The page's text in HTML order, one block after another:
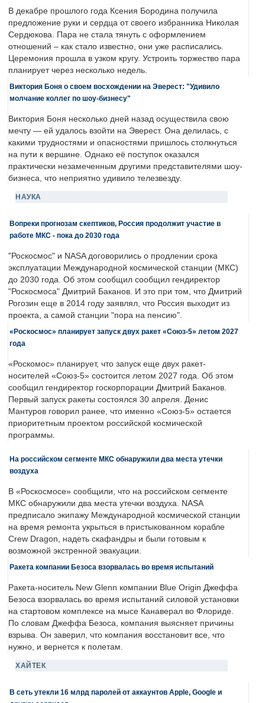
В декабре прошлого года Ксения Бородина получила
предложение руки и сердца от своего избранника Николая
Сердюкова. Пара не стала тянуть с оформлением
отношений – как стало известно, они уже расписались.
Церемония прошла в узком кругу. Устроить торжество пара
планирует через несколько недель.
Виктория Боня о своем восхождении на Эверест: "Удивило
молчание коллег по шоу-бизнесу"
Виктория Боня несколько дней назад осуществила свою
мечту — ей удалось взойти на Эверест. Она делилась, с
какими трудностями и опасностями пришлось столкнуться
на пути к вершине. Однако её поступок оказался
практически незамеченным другими представителями шоу-
бизнеса, что неприятно удивило телезвезду.
НАУКА
Вопреки прогнозам скептиков, Россия продолжит участие в
работе МКС - пока до 2030 года
"Роскосмос" и NASA договорились о продлении срока
эксплуатации Международной космической станции (МКС)
до 2030 года. Об этом сообщил сообщил гендиректор
"Роскосмоса" Дмитрий Баканов. И это при том, что Дмитрий
Рогозин еще в 2014 году заявлял, что Россия выходит из
проекта, а самой станции "пора на пенсию".
«Роскосмос» планирует запуск двух ракет «Союз-5» летом 2027
года
«Роскомос» планирует, что запуск еще двух ракет-
носителей «Союз-5» состоится летом 2027 года. Об этом
сообщил гендиректор госкорпорации Дмитрий Баканов.
Первый запуск ракеты состоялся 30 апреля. Денис
Мантуров говорил ранее, что именно «Союз-5» остается
приоритетным проектом российской космической
программы.
На российском сегменте МКС обнаружили два места утечки
воздуха
В «Роскосмосе» сообщили, что на российском сегменте
МКС обнаружили два места утечки воздуха. NASA
предписало экипажу Международной космической станции
на время ремонта укрыться в пристыкованном корабле
Crew Dragon, надеть скафандры и были готовым к
возможной экстренной эвакуации.
Ракета компании Безоса взорвалась во время испытаний
Ракета-носитель New Glenn компании Blue Origin Джеффа
Безоса взорвалась во время испытаний силовой установки
на стартовом комплексе на мысе Канаверал во Флориде.
По словам Джеффа Безоса, компания выясняет причины
взрыва. Он заверил, что компания восстановит все, что
нужно, и вернется к полетам.
ХАЙТЕК
В сеть утекли 16 млрд паролей от аккаунтов Apple, Google и